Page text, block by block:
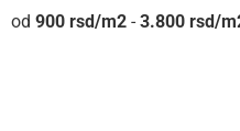
900 rsd - 3.800 rsd